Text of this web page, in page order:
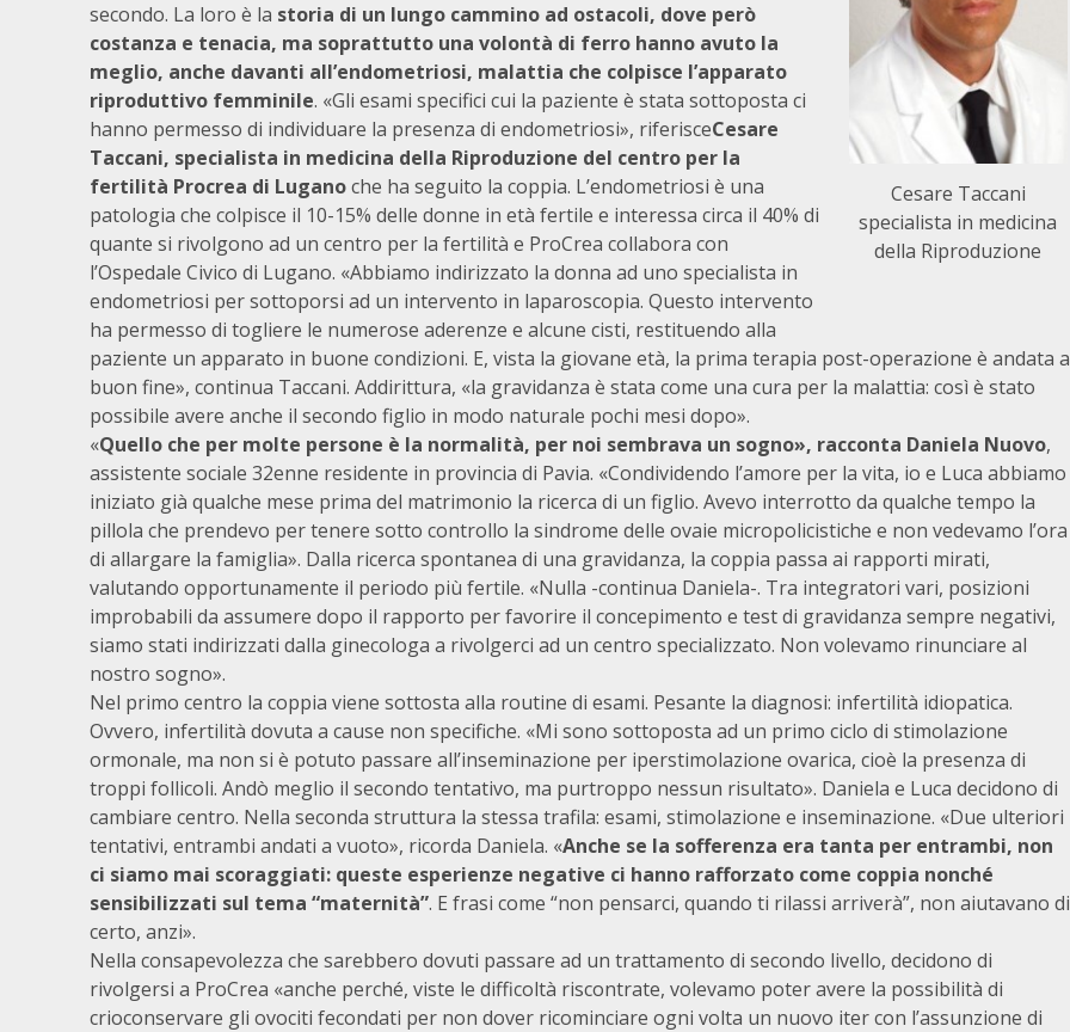
Cesare Taccani
specialista in medicina
della Riproduzione
secondo. La loro è la storia di un lungo cammino ad ostacoli, dove però
costanza e tenacia, ma soprattutto una volontà di ferro hanno avuto la
meglio, anche davanti all’endometriosi, malattia che colpisce l’apparato
riproduttivo femminile. «Gli esami specifici cui la paziente è stata sottoposta ci
hanno permesso di individuare la presenza di endometriosi», riferisceCesare
Taccani, specialista in medicina della Riproduzione del centro per la
fertilità Procrea di Luganoche ha seguito la coppia. L’endometriosi è una
patologia che colpisce il 10-15% delle donne in età fertile e interessa circa il 40% di
quante si rivolgono ad un centro per la fertilità e ProCrea collabora con
l’Ospedale Civico di Lugano. «Abbiamo indirizzato la donna ad uno specialista in
endometriosi per sottoporsi ad un intervento in laparoscopia. Questo intervento
ha permesso di togliere le numerose aderenze e alcune cisti, restituendo alla
paziente un apparato in buone condizioni. E, vista la giovane età, la prima terapia post-operazione è andata a
buon fine», continua Taccani. Addirittura, «la gravidanza è stata come una cura per la malattia: così è stato
possibile avere anche il secondo figlio in modo naturale pochi mesi dopo».
«Quello che per molte persone è la normalità, per noi sembrava un sogno», racconta Daniela Nuovo,
assistente sociale 32enne residente in provincia di Pavia. «Condividendo l’amore per la vita, io e Luca abbiamo
iniziato già qualche mese prima del matrimonio la ricerca di un figlio. Avevo interrotto da qualche tempo la
pillola che prendevo per tenere sotto controllo la sindrome delle ovaie micropolicistiche e non vedevamo l’ora
di allargare la famiglia». Dalla ricerca spontanea di una gravidanza, la coppia passa ai rapporti mirati,
valutando opportunamente il periodo più fertile. «Nulla -continua Daniela-. Tra integratori vari, posizioni
improbabili da assumere dopo il rapporto per favorire il concepimento e test di gravidanza sempre negativi,
siamo stati indirizzati dalla ginecologa a rivolgerci ad un centro specializzato. Non volevamo rinunciare al
nostro sogno».
Nel primo centro la coppia viene sottosta alla routine di esami. Pesante la diagnosi: infertilità idiopatica.
Ovvero, infertilità dovuta a cause non specifiche. «Mi sono sottoposta ad un primo ciclo di stimolazione
ormonale, ma non si è potuto passare all’inseminazione per iperstimolazione ovarica, cioè la presenza di
troppi follicoli. Andò meglio il secondo tentativo, ma purtroppo nessun risultato». Daniela e Luca decidono di
cambiare centro. Nella seconda struttura la stessa trafila: esami, stimolazione e inseminazione. «Due ulteriori
tentativi, entrambi andati a vuoto», ricorda Daniela. «Anche se la sofferenza era tanta per entrambi, non
ci siamo mai scoraggiati: queste esperienze negative ci hanno rafforzato come coppia nonché
sensibilizzati sul tema “maternità”. E frasi come “non pensarci, quando ti rilassi arriverà”, non aiutavano di
certo, anzi».
Nella consapevolezza che sarebbero dovuti passare ad un trattamento di secondo livello, decidono di
rivolgersi a ProCrea «anche perché, viste le difficoltà riscontrate, volevamo poter avere la possibilità di
crioconservare gli ovociti fecondati per non dover ricominciare ogni volta un nuovo iter con l’assunzione di